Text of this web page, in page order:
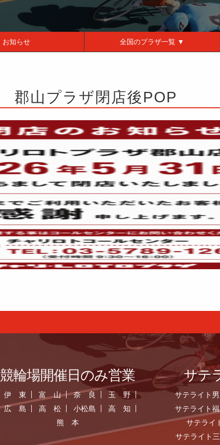
お知らせ 全国のプラザ一覧 ▼
郡山プラザ閉店後POP
競輪場開催日のみ営業
伊 東 富 山 奈 良
玉 野
広 島
高 松 小松島
高 知
熊 本
サテ
サテライト
サテライト
サテライ
サテライト